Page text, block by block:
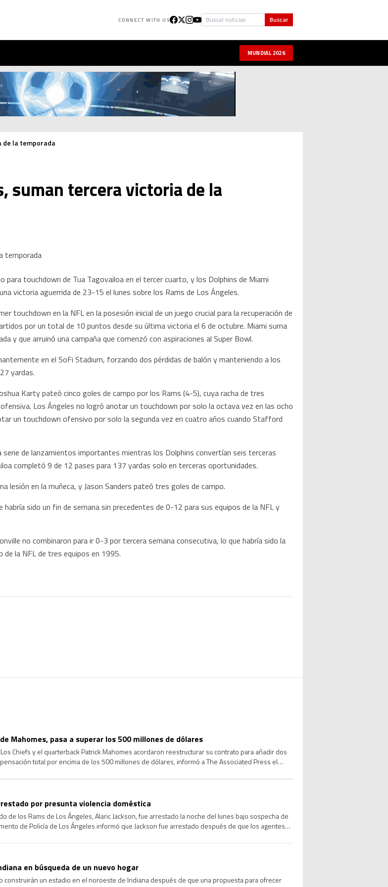
CONNECT WITH US Buscar Buscar
MUNDIAL 2026
de la temporada
suman tercera victoria de la
para touchdown de Tua Tagovailoa en el tercer cuarto, y los Dolphins de Miami
victoria aguerrida de 23-15 el lunes sobre los Rams de Los Ángeles.
touchdown en la NFL en la posesión inicial de un juego crucial para la recuperación de
por un total de 10 puntos desde su última victoria el 6 de octubre. Miami suma
y que arruinó una campaña que comenzó con aspiraciones al Super Bowl.
en el SoFi Stadium, forzando dos pérdidas de balón y manteniendo a los
yardas.
Karty pateó cinco goles de campo por los Rams (4-5), cuya racha de tres
Los Ángeles no logró anotar un touchdown por solo la octava vez en las ocho
un touchdown ofensivo por solo la segunda vez en cuatro años cuando Stafford
de lanzamientos importantes mientras los Dolphins convertían seis terceras
completó 9 de 12 pases para 137 yardas solo en terceras oportunidades.
lesión en la muñeca, y Jason Sanders pateó tres goles de campo.
sido un fin de semana sin precedentes de 0-12 para sus equipos de la NFL y
no combinaron para ir 0-3 por tercera semana consecutiva, lo que habría sido la
la NFL de tres equipos en 1995.
Mahomes, pasa a superar los 500 millones de dólares
Los Chiefs y el quarterback Patrick Mahomes acordaron reestructurar su contrato para añadir dos
total por encima de los 500 millones de dólares, informó a The Associated Press el
por presunta violencia doméstica
de los Rams de Los Ángeles, Alaric Jackson, fue arrestado la noche del lunes bajo sospecha de
de Policía de Los Ángeles informó que Jackson fue arrestado después de que los agentes
en búsqueda de un nuevo hogar
construirán un estadio en el noroeste de Indiana después de que una propuesta para ofrecer